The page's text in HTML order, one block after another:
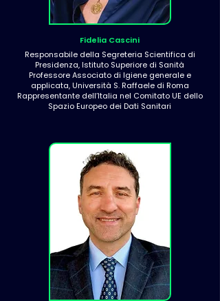
Fidelia Cascini
Responsabile della Segreteria Scientifica di
Presidenza, Istituto Superiore di Sanità
Professore Associato di Igiene generale e
applicata, Università S. Raffaele di Roma
Rappresentante dell’Italia nel Comitato UE dello
Spazio Europeo dei Dati Sanitari